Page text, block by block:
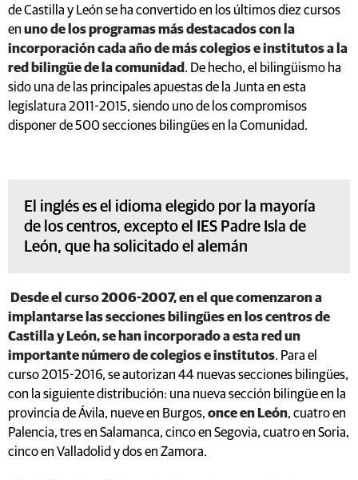
de Castilla y León se ha convertido en los últimos diez cursos
en uno de los programas más destacados con la
incorporación cada año de más colegios e institutos a la
red bilingüe de la comunidad . De hecho, el bilingüismo ha
sido una de las principales apuestas de la Junta en esta
legislatura 2011-2015, siendo uno de los compromisos
disponer de 500 secciones bilingües en la Comunidad.
El inglés es el idioma elegido por la mayoría
de los centros, excepto el IES Padre Isla de
León, que ha solicitado el alemán
Desde el curso 2006-2007, en el que comenzaron a
implantarse las secciones bilingües en los centros de
Castilla y León, se han incorporado a esta red un
importante número de colegios e institutos. Para el
curso 2015-2016, se autorizan 44 nuevas secciones bilingües,
con la siguiente distribución: una nueva sección bilingüe en la
provincia de Ávila, nueve en Burgos, once en León, cuatro en
Palencia, tres en Salamanca, cinco en Segovia, cuatro en Soria,
cinco en Valladolid y dos en Zamora.